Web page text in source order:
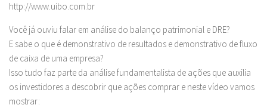
http://www.uibo.com.br
Você já ouviu falar em análise do balanço patrimonial e DRE?
E sabe o que é demonstrativo de resultados e demonstrativo de fluxo
de caixa de uma empresa?
Isso tudo faz parte da análise fundamentalista de ações que auxilia
os investidores a descobrir que ações comprar e neste vídeo vamos
mostrar: